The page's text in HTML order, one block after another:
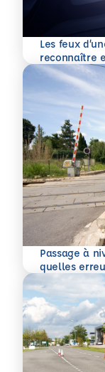
Les feux
reconnaître
En savoir plus
Passage à
quelles
En savoir plus